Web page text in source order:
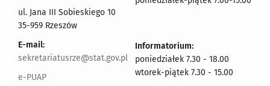
ul. Jana III Sobieskiego 10
35-959 Rzeszów
E-mail:
sekretariatusrze@stat.gov.pl
e-PUAP
Informatorium:
poniedziałek 7.30 - 18.00
wtorek-piątek 7.30 - 15.00